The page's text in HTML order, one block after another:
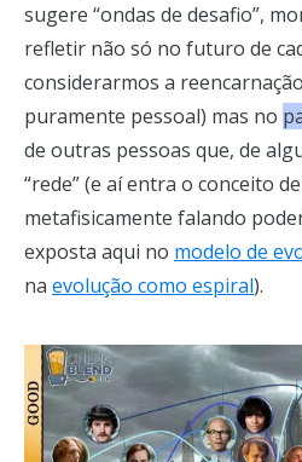
sugere “ondas de desafio”,
refletir não só no futuro de
considerarmos a
puramente pessoal) mas no
de outras pessoas que, de
“rede” (e aí entra o conceito
metafisicamente falando
exposta aqui no modelo de
na evolução como espiral).